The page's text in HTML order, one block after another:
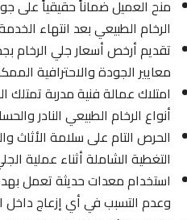
منح العميل ضماناً حقيقياً على
الرخام الطبيعي بعد انتهاء الخدمة.
تقديم أرخص أسعار جلي الرخام
معايير الجودة والاحترافية الممكنة.
امتلاك عمالة فنية مدربة تمتلك
أنواع الرخام الطبيعي النادر
الحرص التام على سلامة الأثاث
التغطية الشاملة أثناء عملية الجلي.
استخدام معدات حديثة تعمل بهدوء
وعدم التسبب في أي إزعاج داخل